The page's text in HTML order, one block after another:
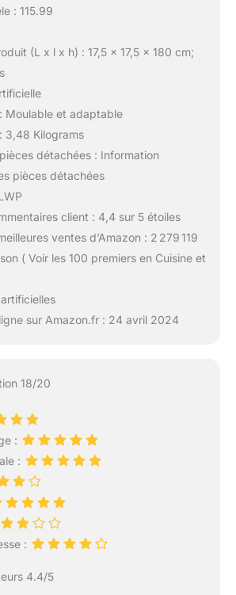
: 115.99
(L x l x h) : 17,5 x 17,5 x 180 cm;
Moulable et adaptable
3,48 Kilograms
détachées : Information
pièces détachées
client : 4,4 sur 5 étoiles
ventes d’Amazon : 2 279 119
( Voir les 100 premiers en Cuisine et
sur Amazon.fr : 24 avril 2024
18/20
:
:
:
4.4/5